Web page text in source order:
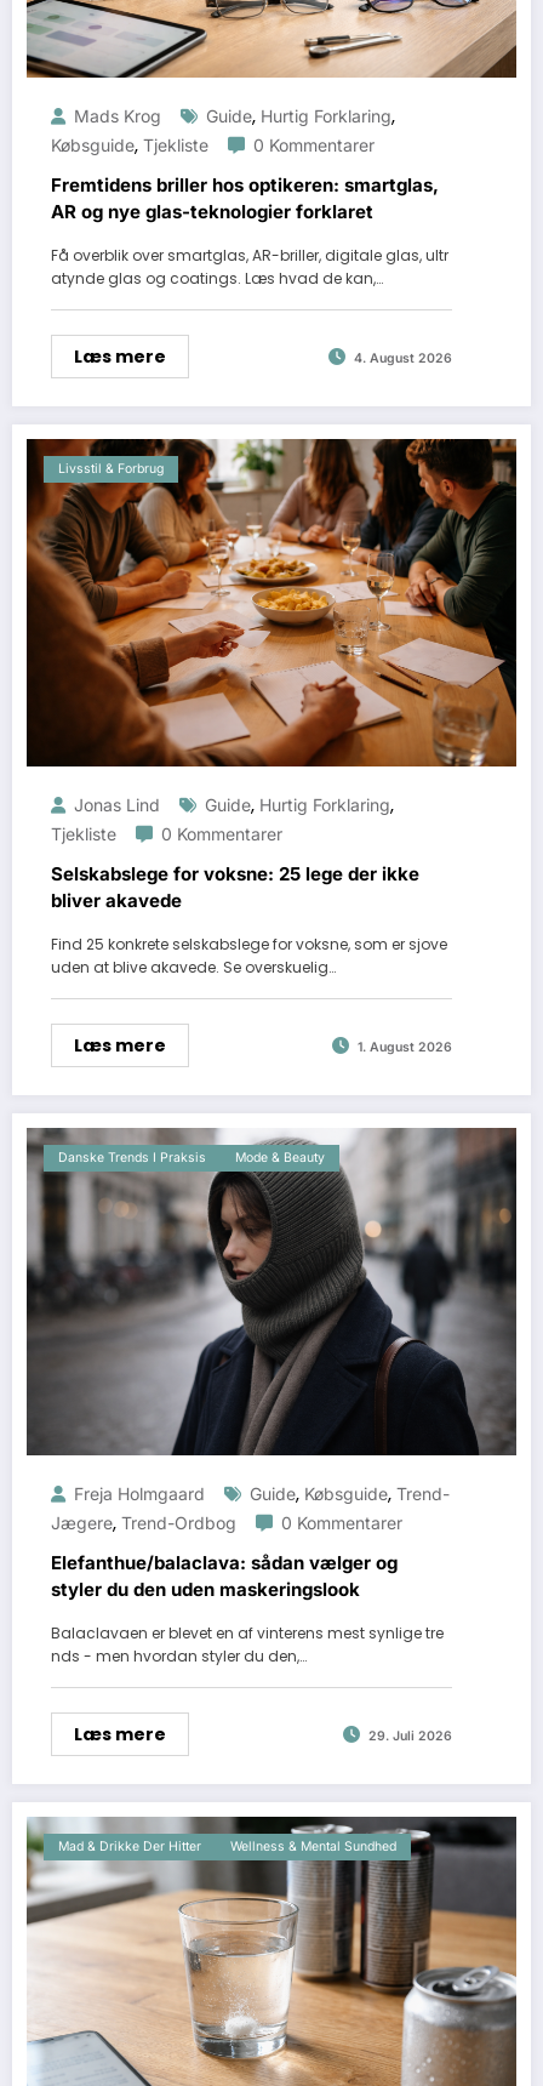
Mads Krog Guide, Hurtig Forklaring,
Købsguide, Tjekliste 0 Kommentarer
Fremtidens briller hos optikeren: smartglas,
AR og nye glas-teknologier forklaret
Få overblik over smartglas, AR-briller, digitale glas, ultr
atynde glas og coatings. Læs hvad de kan,…
Læs mere 4. August 2026
Livsstil & Forbrug
Jonas Lind Guide, Hurtig Forklaring,
Tjekliste 0 Kommentarer
Selskabslege for voksne: 25 lege der ikke
bliver akavede
Find 25 konkrete selskabslege for voksne, som er sjove
uden at blive akavede. Se overskuelig…
Læs mere 1. August 2026
Danske Trends I Praksis Mode & Beauty
Freja Holmgaard Guide, Købsguide, Trend-
Jægere, Trend-Ordbog 0 Kommentarer
Elefanthue/balaclava: sådan vælger og
styler du den uden maskeringslook
Balaclavaen er blevet en af vinterens mest synlige tre
nds - men hvordan styler du den,…
Læs mere 29. Juli 2026
Mad & Drikke Der Hitter Wellness & Mental Sundhed